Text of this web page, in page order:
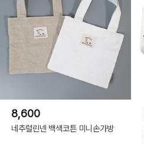
8,600
네추럴린넨 백색코튼 미니손가방